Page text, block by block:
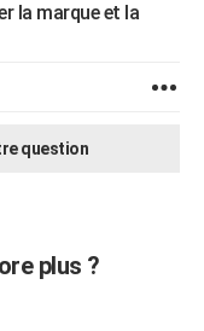
la marque et la
question
plus ?